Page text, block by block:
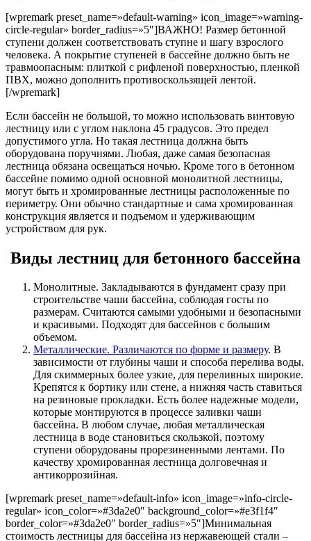
[wpremark preset_name=»default-warning» icon_image=»warning-
circle-regular» border_radius=»5″]ВАЖНО! Размер бетонной
ступени должен соответствовать ступне и шагу взрослого
человека. А покрытие ступеней в бассейне должно быть не
травмоопасным: плиткой с рифленой поверхностью, пленкой
ПВХ, можно дополнить противоскользящей лентой.
[/wpremark]
Если бассейн не большой, то можно использовать винтовую
лестницу или с углом наклона 45 градусов. Это предел
допустимого угла. Но такая лестница должна быть
оборудована поручнями. Любая, даже самая безопасная
лестница обязана освещаться ночью. Кроме того в бетонном
бассейне помимо одной основной монолитной лестницы,
могут быть и хромированные лестницы расположенные по
периметру. Они обычно стандартные и сама хромированная
конструкция является и подъемом и удерживающим
устройством для рук.
Виды лестниц для бетонного бассейна
Монолитные. Закладываются в фундамент сразу при
строительстве чаши бассейна, соблюдая госты по
размерам. Считаются самыми удобными и безопасными
и красивыми. Подходят для бассейнов с большим
объемом.
Металлические. Различаются по форме и размеру. В
зависимости от глубины чаши и способа перелива воды.
Для скиммерных более узкие, для переливных широкие.
Крепятся к бортику или стене, а нижняя часть ставиться
на резиновые прокладки. Есть более надежные модели,
которые монтируются в процессе заливки чаши
бассейна. В любом случае, любая металлическая
лестница в воде становиться скользкой, поэтому
ступени оборудованы прорезиненными лентами. По
качеству хромированная лестница долговечная и
антикоррозийная.
[wpremark preset_name=»default-info» icon_image=»info-circle-
regular» icon_color=»#3da2e0″ background_color=»#e3f1f4″
border_color=»#3da2e0″ border_radius=»5″]Минимальная
стоимость лестницы для бассейна из нержавеющей стали –